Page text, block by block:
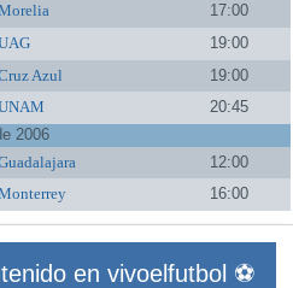
17:00
19:00
Azul
19:00
20:45
2006
12:00
16:00
en vivoelfutbol ⚽